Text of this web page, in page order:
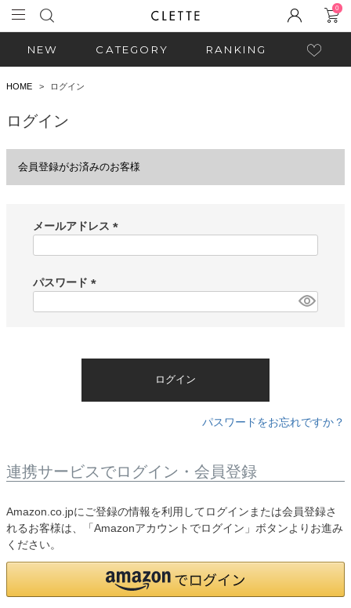
0
NEW CATEGORY RANKING
HOME ログイン
ログイン
会員登録がお済みのお客様
メールアドレス
)
パスワード
ログイン
パスワードをお忘れですか？
連携サービスでログイン・会員登録
Amazon.co.jpにご登録の情報を利用してログインまたは会員登録さ
れるお客様は、「Amazonアカウントでログイン」ボタンよりお進み
ください。